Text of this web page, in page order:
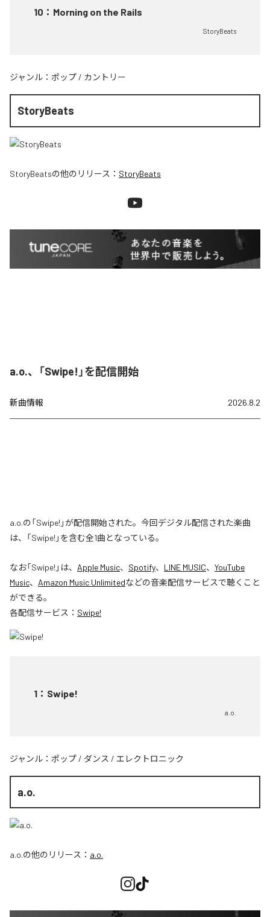
10 ： Morning on the Rails
StoryBeats
ジャンル： ポップ / カントリー
StoryBeats
StoryBeatsの他のリリース： StoryBeats
a.o.、「Swipe!」を配信開始
新曲情報 2026.8.2
a.o.の「Swipe!」が配信開始された。今回デジタル配信された楽曲
は、「Swipe!」を含む全1曲となっている。
なお「Swipe! 」は、 Apple Music、 Spotify、 LINE MUSIC、 YouTube
Music、 Amazon Music Unlimitedなどの音楽配信サービスで聴くこと
ができる。
各配信サービス： Swipe!
1 ： Swipe!
a.o.
ジャンル： ポップ / ダンス / エレクトロニック
a.o.
a.o.の他のリリース： a.o.